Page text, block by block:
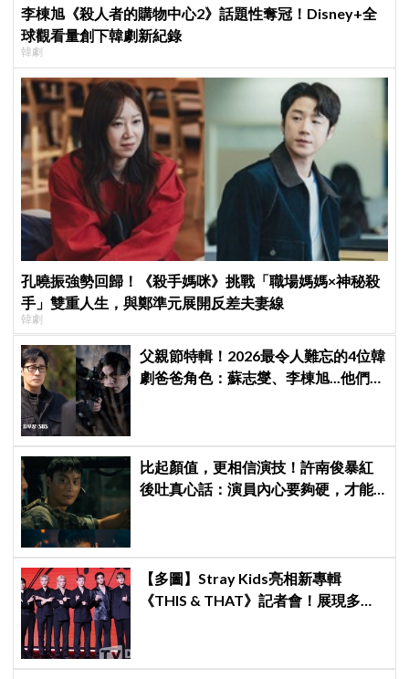
李棟旭《殺人者的購物中心2》話題性奪冠！Disney+全
球觀看量創下韓劇新紀錄
韓劇
孔曉振強勢回歸！《殺手媽咪》挑戰「職場媽媽×神秘殺
手」雙重人生，與鄭準元展開反差夫妻線
韓劇
父親節特輯！2026最令人難忘的4位韓
劇爸爸角色：蘇志燮、李棟旭...他們連
比起顏值，更相信演技！許南俊暴紅
後吐真心話：演員內心要夠硬，才能
【多圖】Stray Kids亮相新專輯
《THIS & THAT》記者會！展現多才